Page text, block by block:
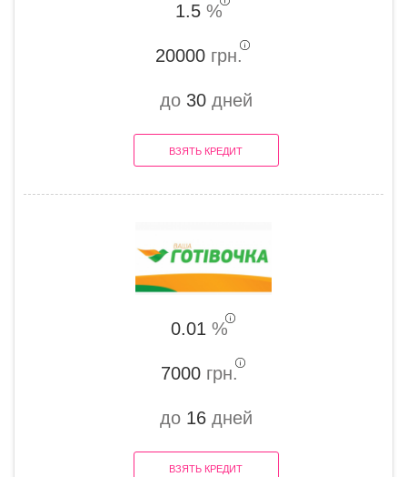
1.5 %
20000 грн.
до 30дней
ВЗЯТЬ КРЕДИТ
0.01 %
7000грн.
до 16дней
ВЗЯТЬ КРЕДИТ